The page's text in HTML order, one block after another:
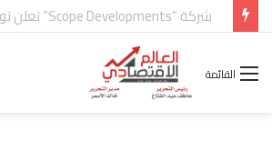
القائمة